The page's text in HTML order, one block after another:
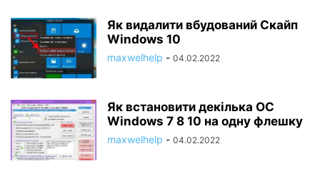
Як видалити вбудований Скайп
Windows 10
maxwelhelp - 04.02.2022
Як встановити декілька ОС
Windows 7 8 10 на одну флешку
maxwelhelp - 04.02.2022